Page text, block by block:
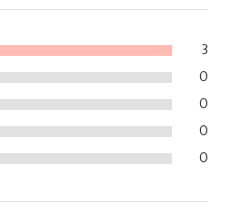
3
0
0
0
0